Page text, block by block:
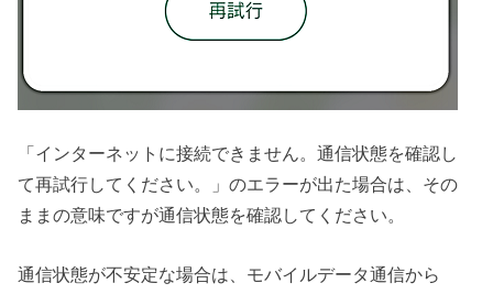
「インターネットに接続できません。通信状態を確認し
て再試行してください。」のエラーが出た場合は、その
ままの意味ですが通信状態を確認してください。
通信状態が不安定な場合は、モバイルデータ通信から